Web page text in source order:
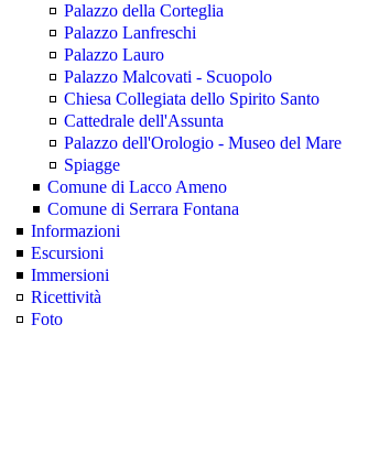
Palazzo della Corteglia
Palazzo Lanfreschi
Palazzo Lauro
Palazzo Malcovati - Scuopolo
Chiesa Collegiata dello Spirito Santo
Cattedrale dell'Assunta
Palazzo dell'Orologio - Museo del Mare
Spiagge
Comune di Lacco Ameno
Comune di Serrara Fontana
Informazioni
Escursioni
Immersioni
Ricettività
Foto